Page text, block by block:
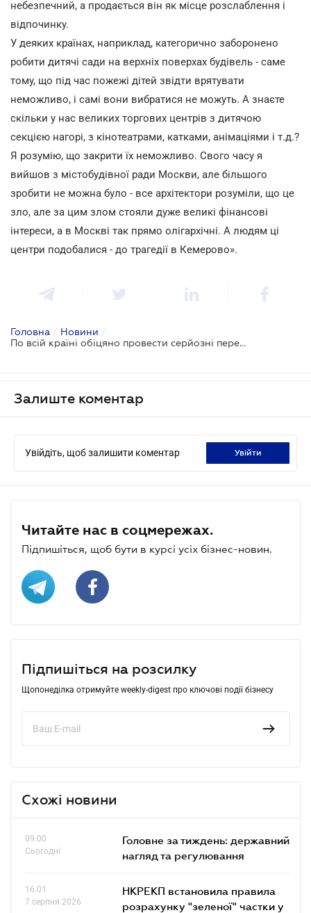
небезпечний, а продається він як місце розслаблення і
відпочинку.
У деяких країнах, наприклад, категорично заборонено
робити дитячі сади на верхніх поверхах будівель - саме
тому, що під час пожежі дітей звідти врятувати
неможливо, і самі вони вибратися не можуть. А знаєте
скільки у нас великих торгових центрів з дитячою
секцією нагорі, з кінотеатрами, катками, анімаціями і т.д.?
Я розумію, що закрити їх неможливо. Свого часу я
вийшов з містобудівної ради Москви, але більшого
зробити не можна було - все архітектори розуміли, що це
зло, але за цим злом стояли дуже великі фінансові
інтереси, а в Москві так прямо олігархічні. А людям ці
центри подобалися - до трагедії в Кемерово».
Головна / Новини /
По всій країні обіцяно провести серйозні перевірки стану пожежної безпеки на існуючих об'єктах підвищеної небезпеки
Залиште коментар
Увійдіть, щоб залишити коментар увійти
Читайте нас в соцмережах.
Підпишіться, щоб бути в курсі усіх бізнес-новин.
Підпишіться на розсилку
Щопонеділка отримуйте weekly-digest про ключові події бізнесу
Схожі новини
09.00
Сьогодні
Головне за тиждень: державний
нагляд та регулювання
16.01
7 серпня 2026
НКРЕКП встановила правила
розрахунку "зеленої" частки у